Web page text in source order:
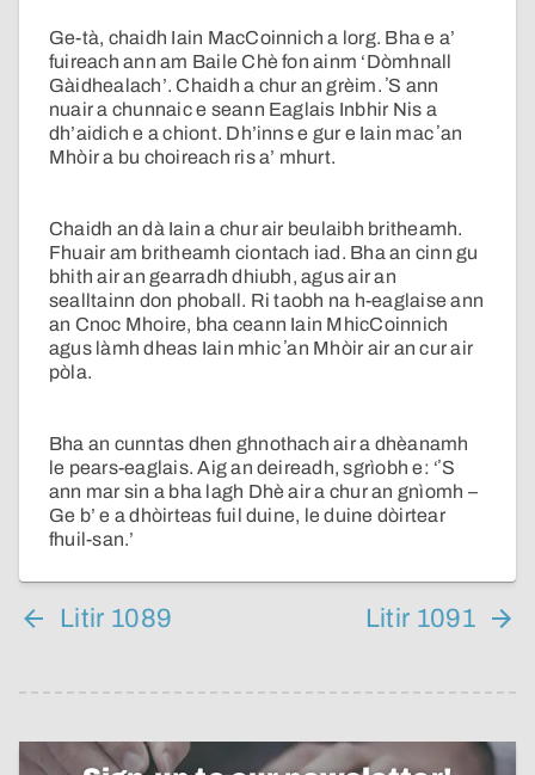
Ge-tà, chaidh Iain MacCoinnich a lorg. Bha e a’
fuireach ann am Baile Chè fon ainm ‘Dòmhnall
Gàidhealach’. Chaidh a chur an grèim. ʼS ann
nuair a chunnaic e seann Eaglais Inbhir Nis a
dh’aidich e a chiont. Dh’inns e gur e Iain mac ʼan
Mhòir a bu choireach ris a’ mhurt.
Chaidh an dà Iain a chur air beulaibh britheamh.
Fhuair am britheamh ciontach iad. Bha an cinn gu
bhith air an gearradh dhiubh, agus air an
sealltainn don phoball. Ri taobh na h-eaglaise ann
an Cnoc Mhoire, bha ceann Iain MhicCoinnich
agus làmh dheas Iain mhic ʼan Mhòir air an cur air
pòla.
Bha an cunntas dhen ghnothach air a dhèanamh
le pears-eaglais. Aig an deireadh, sgrìobh e: ‘ʼS
ann mar sin a bha lagh Dhè air a chur an gnìomh –
Ge b’ e a dhòirteas fuil duine, le duine dòirtear
fhuil-san.’
Litir 1089 Litir 1091